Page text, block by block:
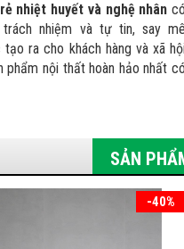
nhiệt huyết và nghệ nhân có
trách nhiệm và tự tin, say mê
ra cho khách hàng và xã hội
phẩm nội thất hoàn hảo nhất có
SẢN
-43%